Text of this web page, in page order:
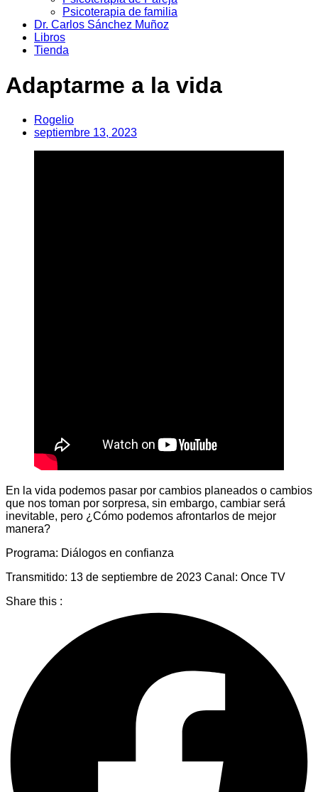
Psicoterapia de familia
Dr. Carlos Sánchez Muñoz
Libros
Tienda
Adaptarme a la vida
Rogelio
septiembre 13, 2023
En la vida podemos pasar por cambios planeados o cambios
que nos toman por sorpresa, sin embargo, cambiar será
inevitable, pero ¿Cómo podemos afrontarlos de mejor
manera?
Programa: Diálogos en confianza
Transmitido: 13 de septiembre de 2023 Canal: Once TV
Share this :